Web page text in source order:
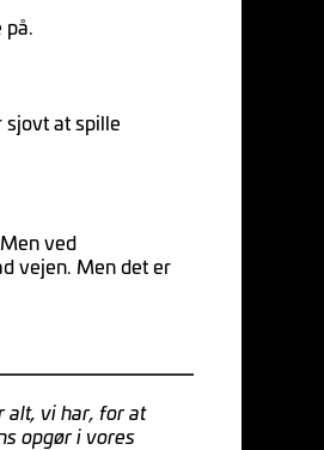
på.
sjovt at spille
ved
vejen. Men det er
alt, vi har, for at
opgør i vores